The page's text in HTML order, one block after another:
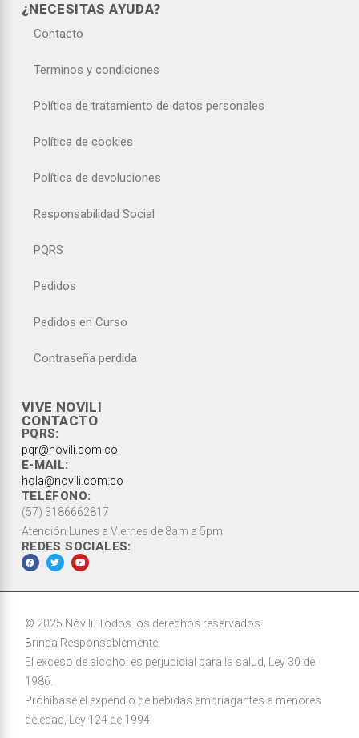
¿NECESITAS AYUDA?
Contacto
Terminos y condiciones
Política de tratamiento de datos personales
Política de cookies
Política de devoluciones
Responsabilidad Social
PQRS
Pedidos
Pedidos en Curso
Contraseña perdida
VIVE NOVILI
CONTACTO
PQRS:
pqr@novili.com.co
E-MAIL:
hola@novili.com.co
TELÉFONO:
(57) 3186662817
Atención Lunes a Viernes de 8am a 5pm
REDES SOCIALES:
© 2025 Nóvili. Todos los derechos reservados.
Brinda Responsablemente.
El exceso de alcohol es perjudicial para la salud, Ley 30 de
1986.
Prohíbase el expendio de bebidas embriagantes a menores
de edad, Ley 124 de 1994.